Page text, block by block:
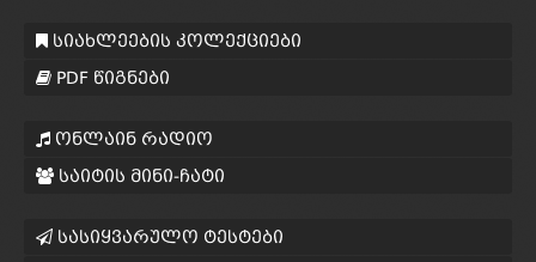
სიახლეების კოლექციები
PDF წიგნები
ონლაინ რადიო
საიტის მინი-ჩატი
სასიყვარულო ტესტები